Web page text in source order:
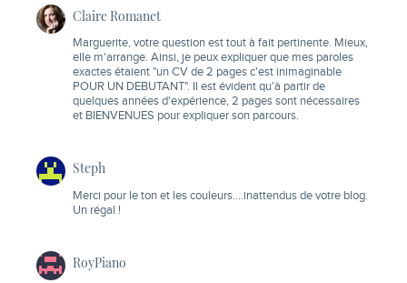
Claire Romanet
Marguerite, votre question est tout à fait pertinente. Mieux,
elle m'arrange. Ainsi, je peux expliquer que mes paroles
exactes étaient "un CV de 2 pages c'est inimaginable
POUR UN DEBUTANT". Il est évident qu'à partir de
quelques années d'expérience, 2 pages sont nécessaires
et BIENVENUES pour expliquer son parcours.
Steph
Merci pour le ton et les couleurs….inattendus de votre blog.
Un régal !
RoyPiano